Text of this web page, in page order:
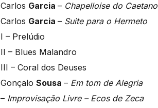
Carlos Garcia – Chapelloise do Caetano
Carlos Garcia – Suite para o Hermeto
I – Prelúdio
II – Blues Malandro
III – Coral dos Deuses
Gonçalo Sousa – Em tom de Alegria
– Improvisação Livre – Ecos de Zeca